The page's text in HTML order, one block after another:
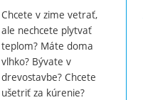
Chcete v zime vetrať,
ale nechcete plytvať
teplom? Máte doma
vlhko? Bývate v
drevostavbe? Chcete
ušetriť za kúrenie?